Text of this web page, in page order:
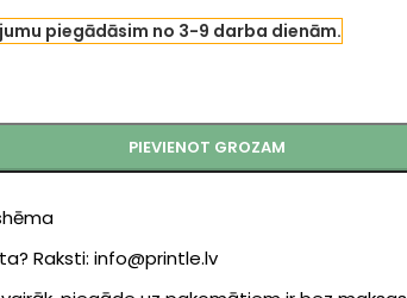
piegādāsim no 3-9 darba dienām.
PIEVIENOT GROZAM
Raksti: info@printle.lv